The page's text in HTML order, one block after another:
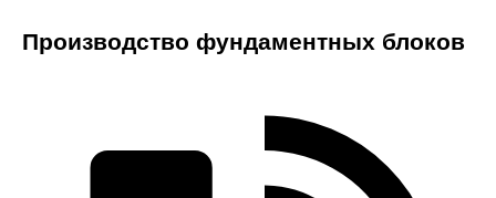
Производство фундаментных блоков